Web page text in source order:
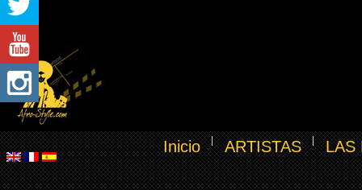
Inicio ARTISTAS LAS